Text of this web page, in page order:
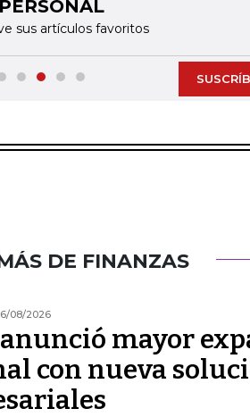
sus artículos favoritos
DE FINANZAS
08/2026
mayor
con nueva